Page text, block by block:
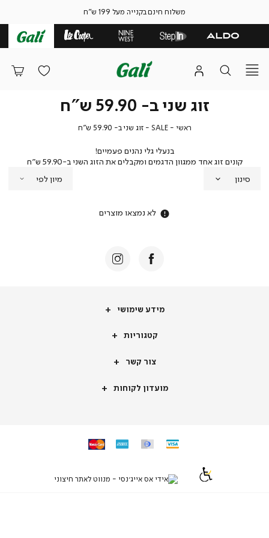
משלוח חינם בקנייה מעל 199 ש"ח
זוג שני ב- 59.90 ש"ח
ראשי ראשי
SALE
SALE
זוג שני ב- 59.90 ש"ח
זוג
ש"ח
בנעלי גלי נהנים פעמיים!
קונים זוג אחד ממגוון הדגמים ומקבלים את הזוג השני ב-59.90 ש"ח
סינון
לא נמצאו מוצרים
מידע
מידע שימושי
קטגוריותקטגוריות
צור
צור קשר
מועדון
מועדון לקוחות